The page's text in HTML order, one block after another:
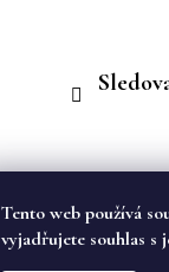
Tento web používá
vyjadřujete souhlas